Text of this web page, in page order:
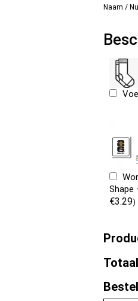
Naam /
Shape
€3.29)